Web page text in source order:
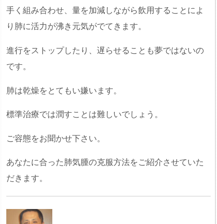
手く組み合わせ、量を加減しながら飲用することによ
り肺に活力が沸き元気がでてきます。
進行をストップしたり、遅らせることも夢ではないの
です。
肺は乾燥をとてもい嫌います。
標準治療では潤すことは難しいでしょう。
ご容態をお聞かせ下さい。
あなたに合った肺気腫の克服方法をご紹介させていた
だきます。